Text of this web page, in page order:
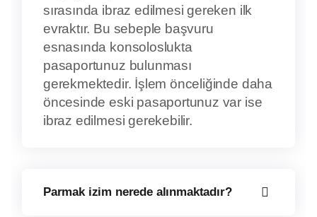
sırasında ibraz edilmesi gereken ilk
evraktır. Bu sebeple başvuru
esnasında konsoloslukta
pasaportunuz bulunması
gerekmektedir. İşlem önceliğinde daha
öncesinde eski pasaportunuz var ise
ibraz edilmesi gerekebilir.
Parmak izim nerede alınmaktadır?